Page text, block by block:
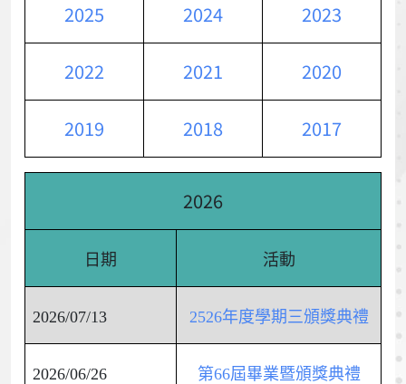
2025 2024 2023
2022 2021 2020
2019 2018 2017
2026
日期 活動
2026/07/13 2526年度學期三頒獎典禮
2026/06/26 第66屆畢業暨頒獎典禮